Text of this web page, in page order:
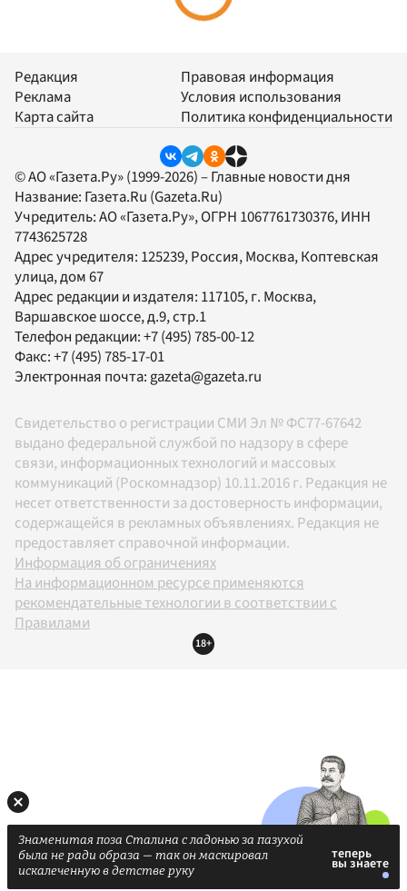
Редакция
Реклама
Карта сайта
Правовая информация
Условия использования
Политика конфиденциальности
© АО «Газета.Ру» (1999-2026) – Главные новости дня
Название: Газета.Ru (Gazeta.Ru)
Учредитель:АО «Газета.Ру», ОГРН 1067761730376, ИНН
7743625728
Адрес учредителя: 125239, Россия, Москва, Коптевская
улица, дом 67
Адрес редакции и издателя: 117105, г. Москва,
Варшавское шоссе, д.9, стр.1
Телефон редакции:+7 (495) 785-00-12
Факс:+7 (495) 785-17-01
Электронная почта:gazeta@gazeta.ru
Свидетельство о регистрации СМИ Эл № ФС77-67642
выдано федеральной службой по надзору в сфере
связи, информационных технологий и массовых
коммуникаций (Роскомнадзор) 10.11.2016 г. Редакция не
несет ответственности за достоверность информации,
содержащейся в рекламных объявлениях. Редакция не
предоставляет справочной информации.
Информация об ограничениях
На информационном ресурсе применяются
рекомендательные технологии в соответствии с
Правилами
18+
Знаменитая поза Сталина с ладонью за пазухой
была не ради образа — так он маскировал
искалеченную в детстве руку